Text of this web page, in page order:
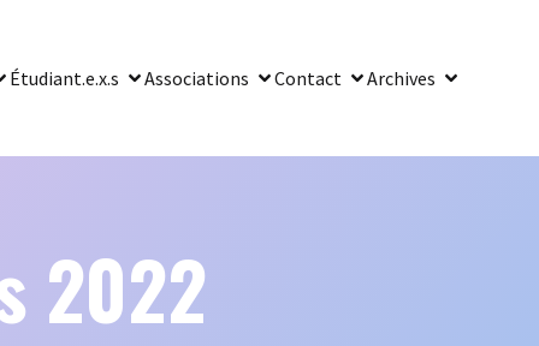
Étudiant.e.x.s Associations Contact Archives
2022